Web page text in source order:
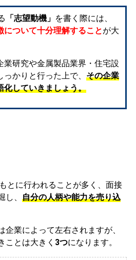
「志望動機」 を書く際には、
について十分理解することが大
業研究や金属製品業界・住宅設
かりと行った上で、 その企業
化していきましょう。
とに行われることが多く、面接
、 自分の人柄や能力を売り込
業によって左右されますが、
ことは大きく 3つになります。